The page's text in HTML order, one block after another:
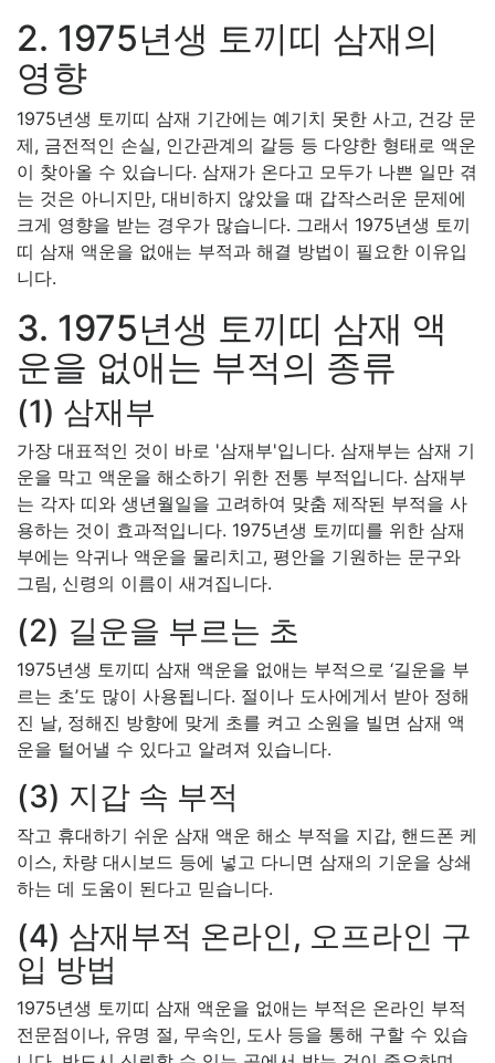
2. 1975년생 토끼띠 삼재의
영향
1975년생 토끼띠 삼재 기간에는 예기치 못한 사고, 건강 문
제, 금전적인 손실, 인간관계의 갈등 등 다양한 형태로 액운
이 찾아올 수 있습니다. 삼재가 온다고 모두가 나쁜 일만 겪
는 것은 아니지만, 대비하지 않았을 때 갑작스러운 문제에
크게 영향을 받는 경우가 많습니다. 그래서 1975년생 토끼
띠 삼재 액운을 없애는 부적과 해결 방법이 필요한 이유입
니다.
3. 1975년생 토끼띠 삼재 액
운을 없애는 부적의 종류
(1) 삼재부
가장 대표적인 것이 바로 '삼재부'입니다. 삼재부는 삼재 기
운을 막고 액운을 해소하기 위한 전통 부적입니다. 삼재부
는 각자 띠와 생년월일을 고려하여 맞춤 제작된 부적을 사
용하는 것이 효과적입니다. 1975년생 토끼띠를 위한 삼재
부에는 악귀나 액운을 물리치고, 평안을 기원하는 문구와
그림, 신령의 이름이 새겨집니다.
(2) 길운을 부르는 초
1975년생 토끼띠 삼재 액운을 없애는 부적으로 ‘길운을 부
르는 초’도 많이 사용됩니다. 절이나 도사에게서 받아 정해
진 날, 정해진 방향에 맞게 초를 켜고 소원을 빌면 삼재 액
운을 털어낼 수 있다고 알려져 있습니다.
(3) 지갑 속 부적
작고 휴대하기 쉬운 삼재 액운 해소 부적을 지갑, 핸드폰 케
이스, 차량 대시보드 등에 넣고 다니면 삼재의 기운을 상쇄
하는 데 도움이 된다고 믿습니다.
(4) 삼재부적 온라인, 오프라인 구
입 방법
1975년생 토끼띠 삼재 액운을 없애는 부적은 온라인 부적
전문점이나, 유명 절, 무속인, 도사 등을 통해 구할 수 있습